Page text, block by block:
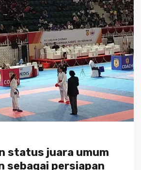
status juara umum
sebagai persiapan